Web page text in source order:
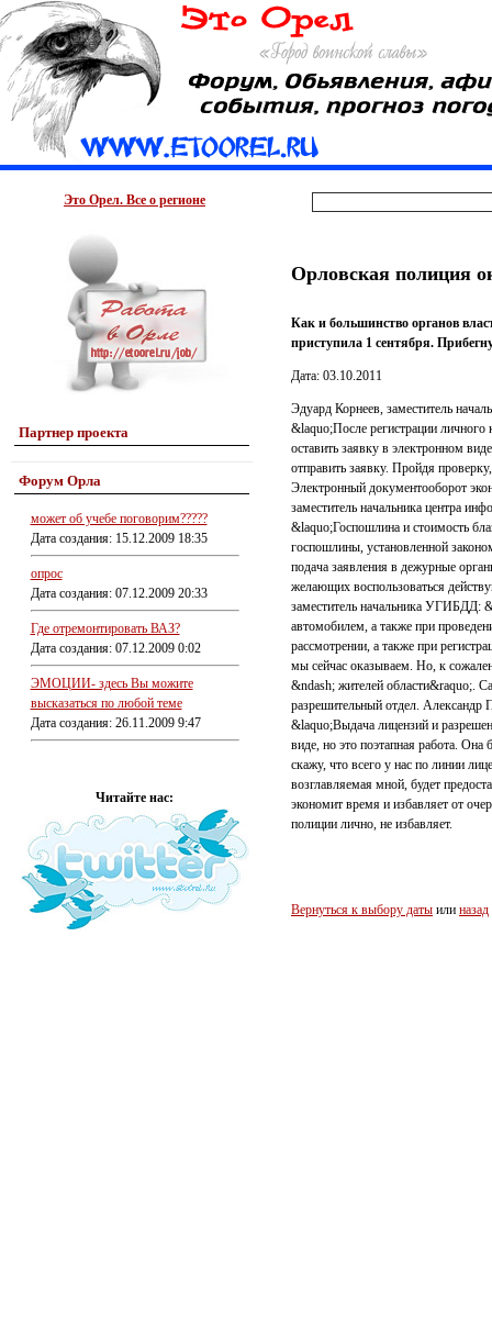
Это Орел. Все о регионе
Партнер проекта
Форум Орла
может об учебе поговорим?????
Дата создания: 15.12.2009 18:35
опрос
Дата создания: 07.12.2009 20:33
Где отремонтировать ВАЗ?
Дата создания: 07.12.2009 0:02
ЭМОЦИИ- здесь Вы можите
высказаться по любой теме
Дата создания: 26.11.2009 9:47
Читайте нас:
Орловская полиция
Как и большинство органов
приступила 1 сентября.
Дата: 03.10.2011
Эдуард Корнеев, заместитель
&laquo;После регистрации личного
оставить заявку в электронном
отправить заявку. Пройдя
Электронный документооборот
заместитель начальника центра
&laquo;Госпошлина и стоимость
госпошлины, установленной
подача заявления в дежурные
желающих воспользоваться
заместитель начальника УГИБДД:
автомобилем, а также при
рассмотрении, а также при
мы сейчас оказываем. Но, к
&ndash; жителей области&raquo;.
разрешительный отдел.
&laquo;Выдача лицензий и
виде, но это поэтапная работа.
скажу, что всего у нас по линии
возглавляемая мной, будет
экономит время и избавляет от
полиции лично, не избавляет.
Вернуться к выбору даты или назад